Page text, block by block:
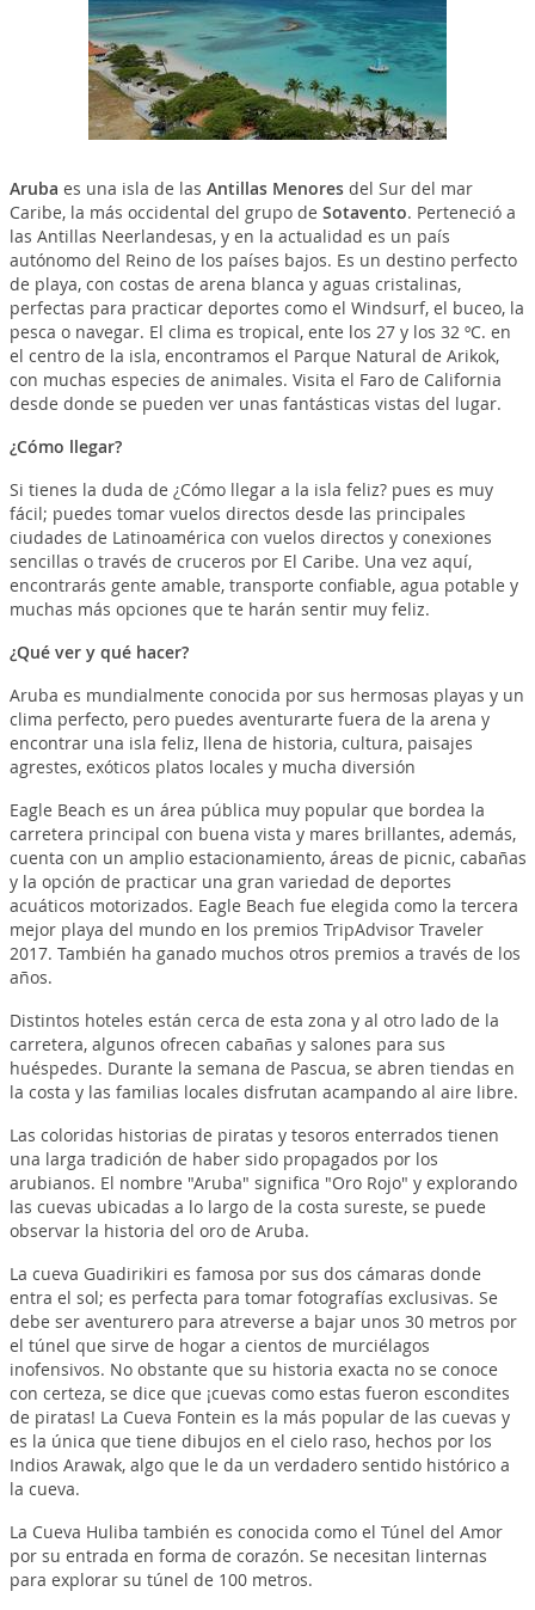
Aruba es una isla de las Antillas Menoresdel Sur del mar
Caribe, la más occidental del grupo de Sotavento. Perteneció a
las Antillas Neerlandesas, y en la actualidad es un país
autónomo del Reino de los países bajos. Es un destino perfecto
de playa, con costas de arena blanca y aguas cristalinas,
perfectas para practicar deportes como el Windsurf, el buceo, la
pesca o navegar. El clima es tropical, ente los 27 y los 32 ºC. en
el centro de la isla, encontramos el Parque Natural de Arikok,
con muchas especies de animales. Visita el Faro de California
desde donde se pueden ver unas fantásticas vistas del lugar.
¿Cómo llegar?
Si tienes la duda de ¿Cómo llegar a la isla feliz? pues es muy
fácil; puedes tomar vuelos directos desde las principales
ciudades de Latinoamérica con vuelos directos y conexiones
sencillas o través de cruceros por El Caribe. Una vez aquí,
encontrarás gente amable, transporte confiable, agua potable y
muchas más opciones que te harán sentir muy feliz.
¿Qué ver y qué hacer?
Aruba es mundialmente conocida por sus hermosas playas y un
clima perfecto, pero puedes aventurarte fuera de la arena y
encontrar una isla feliz, llena de historia, cultura, paisajes
agrestes, exóticos platos locales y mucha diversión
Eagle Beach es un área pública muy popular que bordea la
carretera principal con buena vista y mares brillantes, además,
cuenta con un amplio estacionamiento, áreas de picnic, cabañas
y la opción de practicar una gran variedad de deportes
acuáticos motorizados. Eagle Beach fue elegida como la tercera
mejor playa del mundo en los premios TripAdvisor Traveler
2017. También ha ganado muchos otros premios a través de los
años.
Distintos hoteles están cerca de esta zona y al otro lado de la
carretera, algunos ofrecen cabañas y salones para sus
huéspedes. Durante la semana de Pascua, se abren tiendas en
la costa y las familias locales disfrutan acampando al aire libre.
Las coloridas historias de piratas y tesoros enterrados tienen
una larga tradición de haber sido propagados por los
arubianos. El nombre "Aruba" significa "Oro Rojo" y explorando
las cuevas ubicadas a lo largo de la costa sureste, se puede
observar la historia del oro de Aruba.
La cueva Guadirikiri es famosa por sus dos cámaras donde
entra el sol; es perfecta para tomar fotografías exclusivas. Se
debe ser aventurero para atreverse a bajar unos 30 metros por
el túnel que sirve de hogar a cientos de murciélagos
inofensivos. No obstante que su historia exacta no se conoce
con certeza, se dice que ¡cuevas como estas fueron escondites
de piratas! La Cueva Fontein es la más popular de las cuevas y
es la única que tiene dibujos en el cielo raso, hechos por los
Indios Arawak, algo que le da un verdadero sentido histórico a
la cueva.
La Cueva Huliba también es conocida como el Túnel del Amor
por su entrada en forma de corazón. Se necesitan linternas
para explorar su túnel de 100 metros.